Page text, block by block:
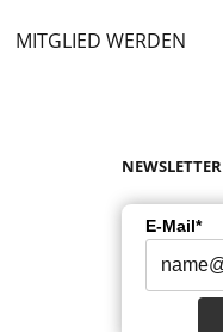
MITGLIED WERDEN
NEWSLETTER
E-Mail*